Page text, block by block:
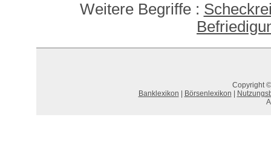
Weitere Begriffe :
Copyright
Banklexikon
Börsenlexikon